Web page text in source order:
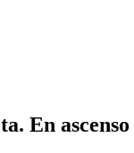
En ascenso